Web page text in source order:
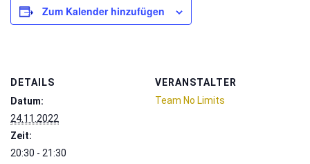
Zum Kalender hinzufügen
DETAILS
Datum:
24.11.2022
Zeit:
20:30 - 21:30
VERANSTALTER
Team No Limits